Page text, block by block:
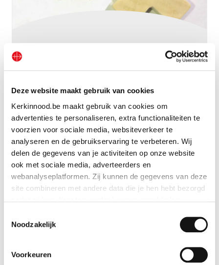
Deze website maakt gebruik van cookies
Kerkinnood.be maakt gebruik van cookies om
advertenties te personaliseren, extra functionaliteiten te
voorzien voor sociale media, websiteverkeer te
analyseren en de gebruikservaring te verbeteren. Wij
delen de gegevens van je activiteiten op onze website
ook met sociale media, adverteerders en
webanalyseplatformen. Zij kunnen de gegevens van deze
site combineren met andere data die je hen hebt bezorgd
Indien je dat toestaat, kunnen wij of onze partners onder
Informatie verzamelen over je geografische locatie
Noodzakelijk
Voorkeuren